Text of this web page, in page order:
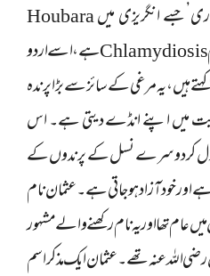
عثمان عربی زبان میں ‘فرخ الحبارى’ جسے انگریزی میں Houbara
bustard کہتے ہیں جسکا سائنسی نام Chlamydiosis ہے، اسے اردو
میں ‘تَلور پرندہ’ Tahoor Bird کہتے ہیں، یہ مرغی کے سائز سے بڑا پرندہ
ریت میں اپنے انڈے دیتی ہے۔ اس
بھول کر دوسرے نسل کے پرندوں کے
اور خود آزاد ہو جاتی ہے۔عثمان نام
عام تھا اور یہ نام رکھنے والے مشہور
اللہ عنہ تھے۔عثمان ایک مذکر اسم